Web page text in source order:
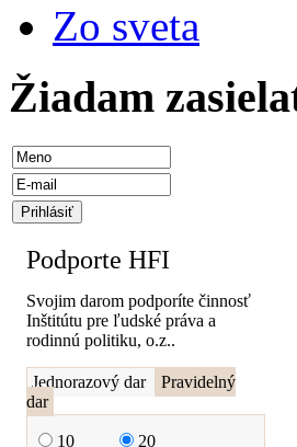
Zo sveta
Žiadam